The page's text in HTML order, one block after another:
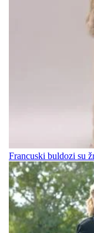
Francuski buldozi su